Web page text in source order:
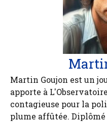
Martin Goujon est un
apporte à
contagieuse pour la
plume affûtée.